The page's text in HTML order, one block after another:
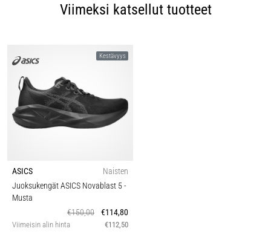
Viimeksi katsellut tuotteet
Kestävyys
ASICS
Naisten
Juoksukengät ASICS Novablast 5-
Musta
€150,00
€114,80
Viimeisin alin hinta €112,50